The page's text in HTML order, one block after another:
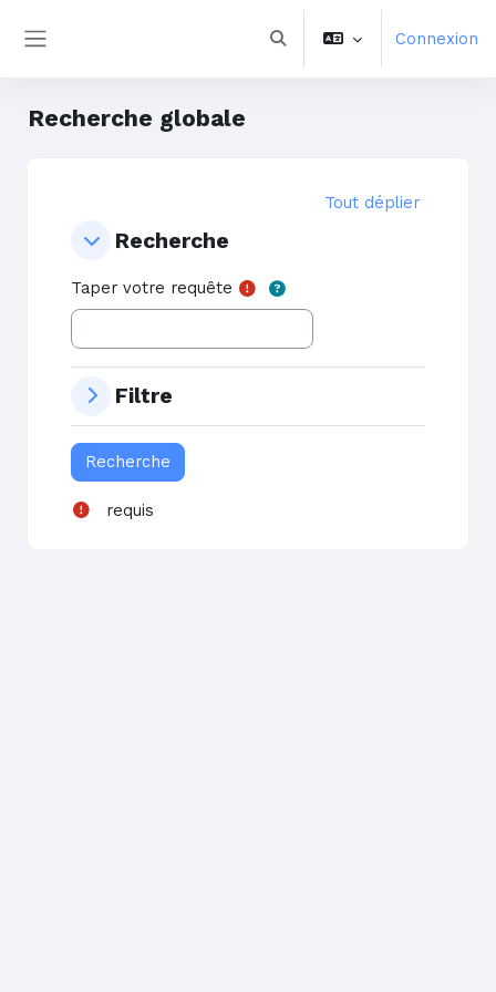
Activer/désactiver la saisie
Connexion
Recherche globale
Tout déplier
Recherche
Recherche
Recherche
Taper votre requête
Filtre
FiltreFiltre
requis